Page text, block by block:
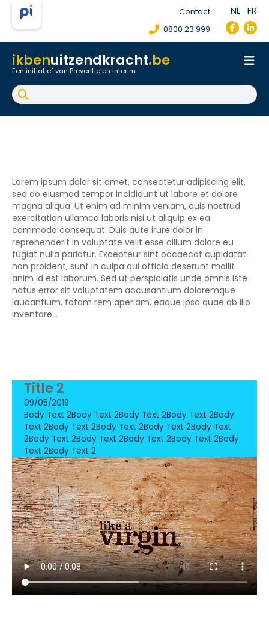
Contact
0800 23 999
NL FR
ikbenuitzendkracht.be
Een initiatief van Preventie en Interim
Onthaal
Werkpostfiche
Arbeidsongeval
Lorem ipsum dolor sit amet, consectetur adipiscing elit,
sed do eiusmod tempor incididunt ut labore et dolore
magna aliqua. Ut enim ad minim veniam, quis nostrud
exercitation ullamco laboris nisi ut aliquip ex ea
commodo consequat. Duis aute irure dolor in
reprehenderit in voluptate velit esse cillum dolore eu
fugiat nulla pariatur. Excepteur sint occaecat cupidatat
non proident, sunt in culpa qui officia deserunt mollit
anim id est laborum. Sed ut perspiciatis unde omnis iste
natus error sit voluptatem accusantium doloremque
laudantium, totam rem aperiam, eaque ipsa quae ab illo
inventore...
Title 2
09/05/2019
Body Text 2Body Text 2Body Text 2Body Text 2Body
Text 2Body Text 2Body Text 2Body Text 2Body Text
2Body Text 2Body Text 2Body Text 2Body Text 2Body
Text 2Body Text 2